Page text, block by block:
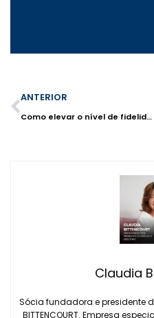
ANTERIOR
Como elevar o nível de fidelidade dos clientes ao ponto de serem `Divulgadores e Defensores’ do seu negócio
Claudia
Sócia fundadora e presidente
BITTENCOURT. Empresa